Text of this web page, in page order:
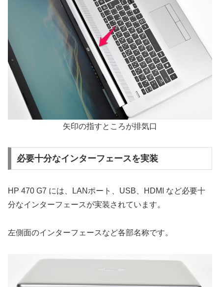
矢印の指すところが排気口
必要十分なインターフェースを実装
HP 470 G7 には、LANポート、USB、HDMI など必要十
分なインターフェースが実装されています。
左側面のインターフェースなど各部名称です。